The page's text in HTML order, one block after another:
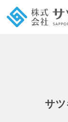
サ